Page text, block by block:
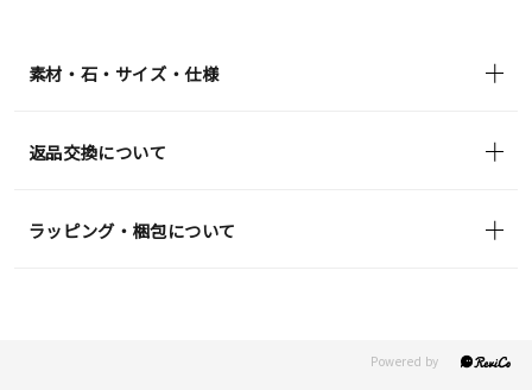
素材・石・サイズ・仕様
返品交換について
ラッピング・梱包について